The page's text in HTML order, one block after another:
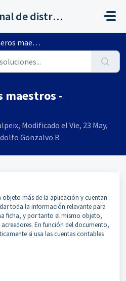
Servicios al canal de distribución de AHORA
- Proveedores
maestros -
Modificado el Vie, 23 May,
Gonzalvo B
objeto más de la aplicación y cuentan
toda la información relevante para
ficha, y por tanto el mismo objeto,
En función del documento,
si usa las cuentas contables